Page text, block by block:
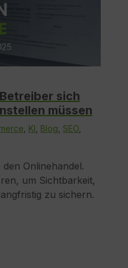
sich
müssen
KI Blog ,SEO
Onlinehandel.
um Sichtbarkeit,
zu sichern.